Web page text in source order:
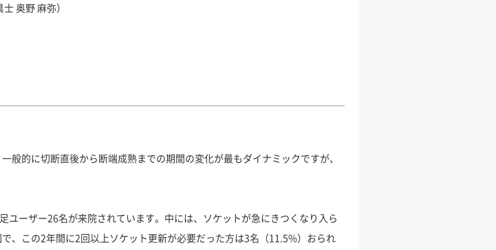
奥野 麻弥）
的に切断直後から断端成熟までの期間の変化が最もダイナミックですが、
ーザー26名が来院されています。中には、ソケットが急にきつくなり入ら
、この2年間に2回以上ソケット更新が必要だった方は3名（11.5%）おられ